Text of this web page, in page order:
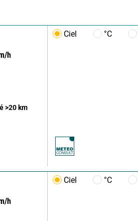
h
>20 km
Ciel °C
h
Ciel °C